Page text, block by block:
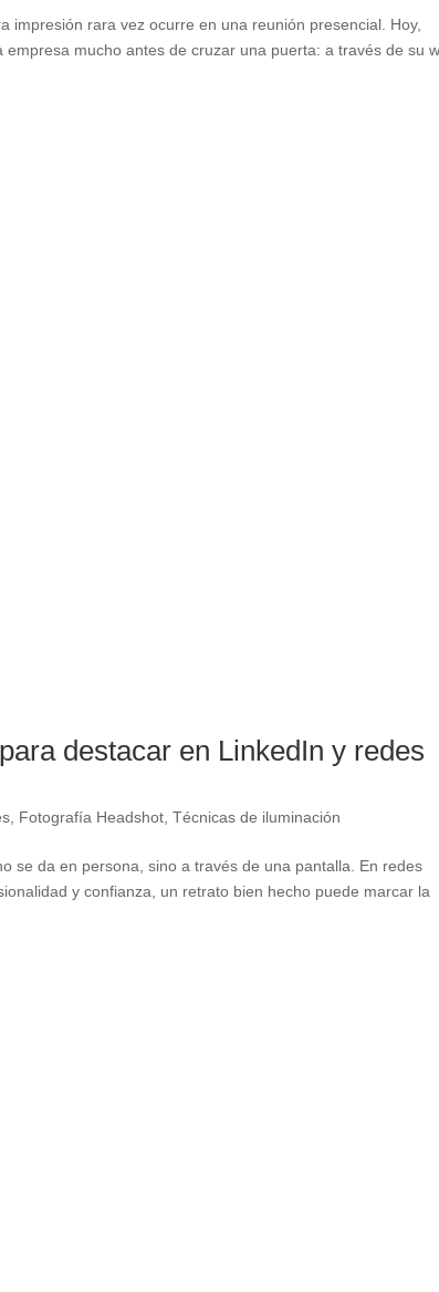
impresión rara vez ocurre en una reunión presencial. Hoy,
mucho antes de cruzar una puerta: a través de su
destacar en LinkedIn y redes
Fotografía Headshot ,Técnicas de iluminación
se da en persona, sino a través de una pantalla. En redes
y confianza, un retrato bien hecho puede marcar la